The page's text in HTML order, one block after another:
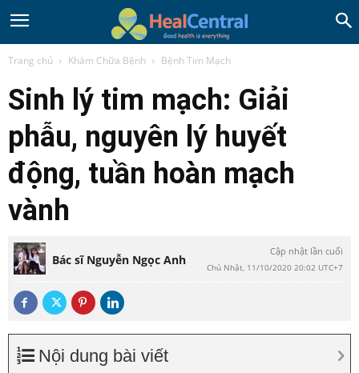
Trang chủ Khám Chữa Bệnh Bệnh Tim Mạch
Sinh lý tim mạch: Giải
phẫu, nguyên lý huyết
động, tuần hoàn mạch
vành
Bác sĩ Nguyễn Ngọc Anh
Cập nhật lần cuối
Chủ Nhật, 11/10/2020 20:02 UTC+7
Nội dung bài viết